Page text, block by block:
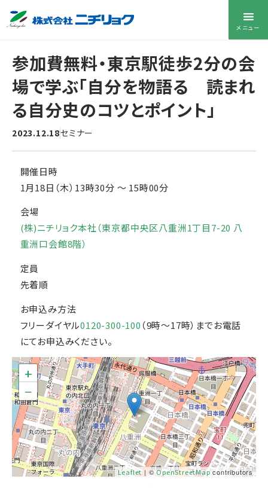
メニュー
参加費無料・東京駅徒歩2分の会
場で学ぶ「自分を物語る 読まれ
る自分史のコツとポイント」
2023.12.18セミナー
開催日時
1月18日（木）13時30分 〜 15時00分
会場
(株)ニチリョク本社（東京都中央区八重洲1丁目7-20 八
重洲口会館8階）
定員
先着順
お申込み方法
フリーダイヤル0120-300-100 （9時～17時）までお電話
にてお申込みください。
+
−
Leaflet| ©OpenStreetMapcontributors